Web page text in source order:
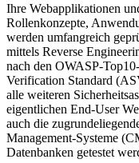
Ihre Webapplikationen
Rollenkonzepte,
werden umfangreich
mittels Reverse
nach den OWASP-
Verification Standard
alle weiteren
eigentlichen End-User
auch die
Management-Systeme
Datenbanken getestet